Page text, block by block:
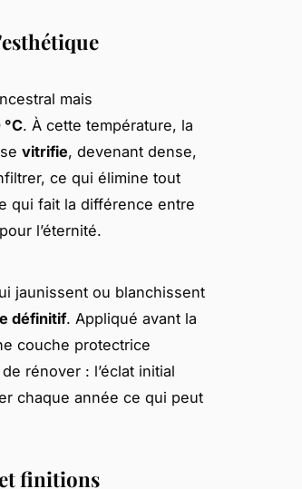
mais
. À cette température, la
vitrifie, devenant dense,
ce qui élimine tout
qui fait la différence entre
l’éternité.
jaunissent ou blanchissent
définitif. Appliqué avant la
couche protectrice
rénover : l’éclat initial
chaque année ce qui peut
finitions